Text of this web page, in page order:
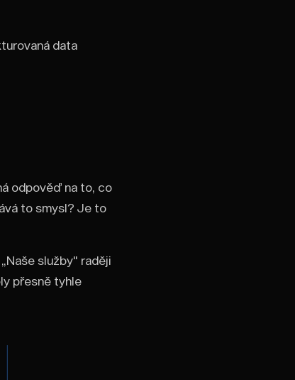
data
odpověď na to, co
to smysl? Je to
služby" raději
přesně tyhle